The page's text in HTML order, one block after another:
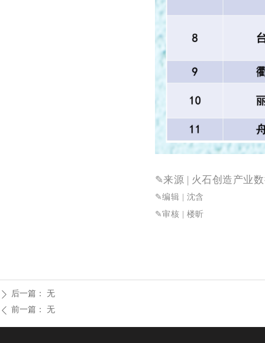
✎来源 | 火石创造产业
✎编辑 | 沈含
✎审核 | 楼昕
ꄴ 前一篇： 无
ꄲ 后一篇： 无